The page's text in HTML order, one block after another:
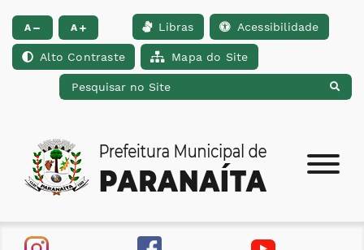
Ir para o conteúdo [alt+1] Ir para o menu [alt+2] Ir para a busca
A A Libras Acessibilidade
Alto Contraste Mapa do Site